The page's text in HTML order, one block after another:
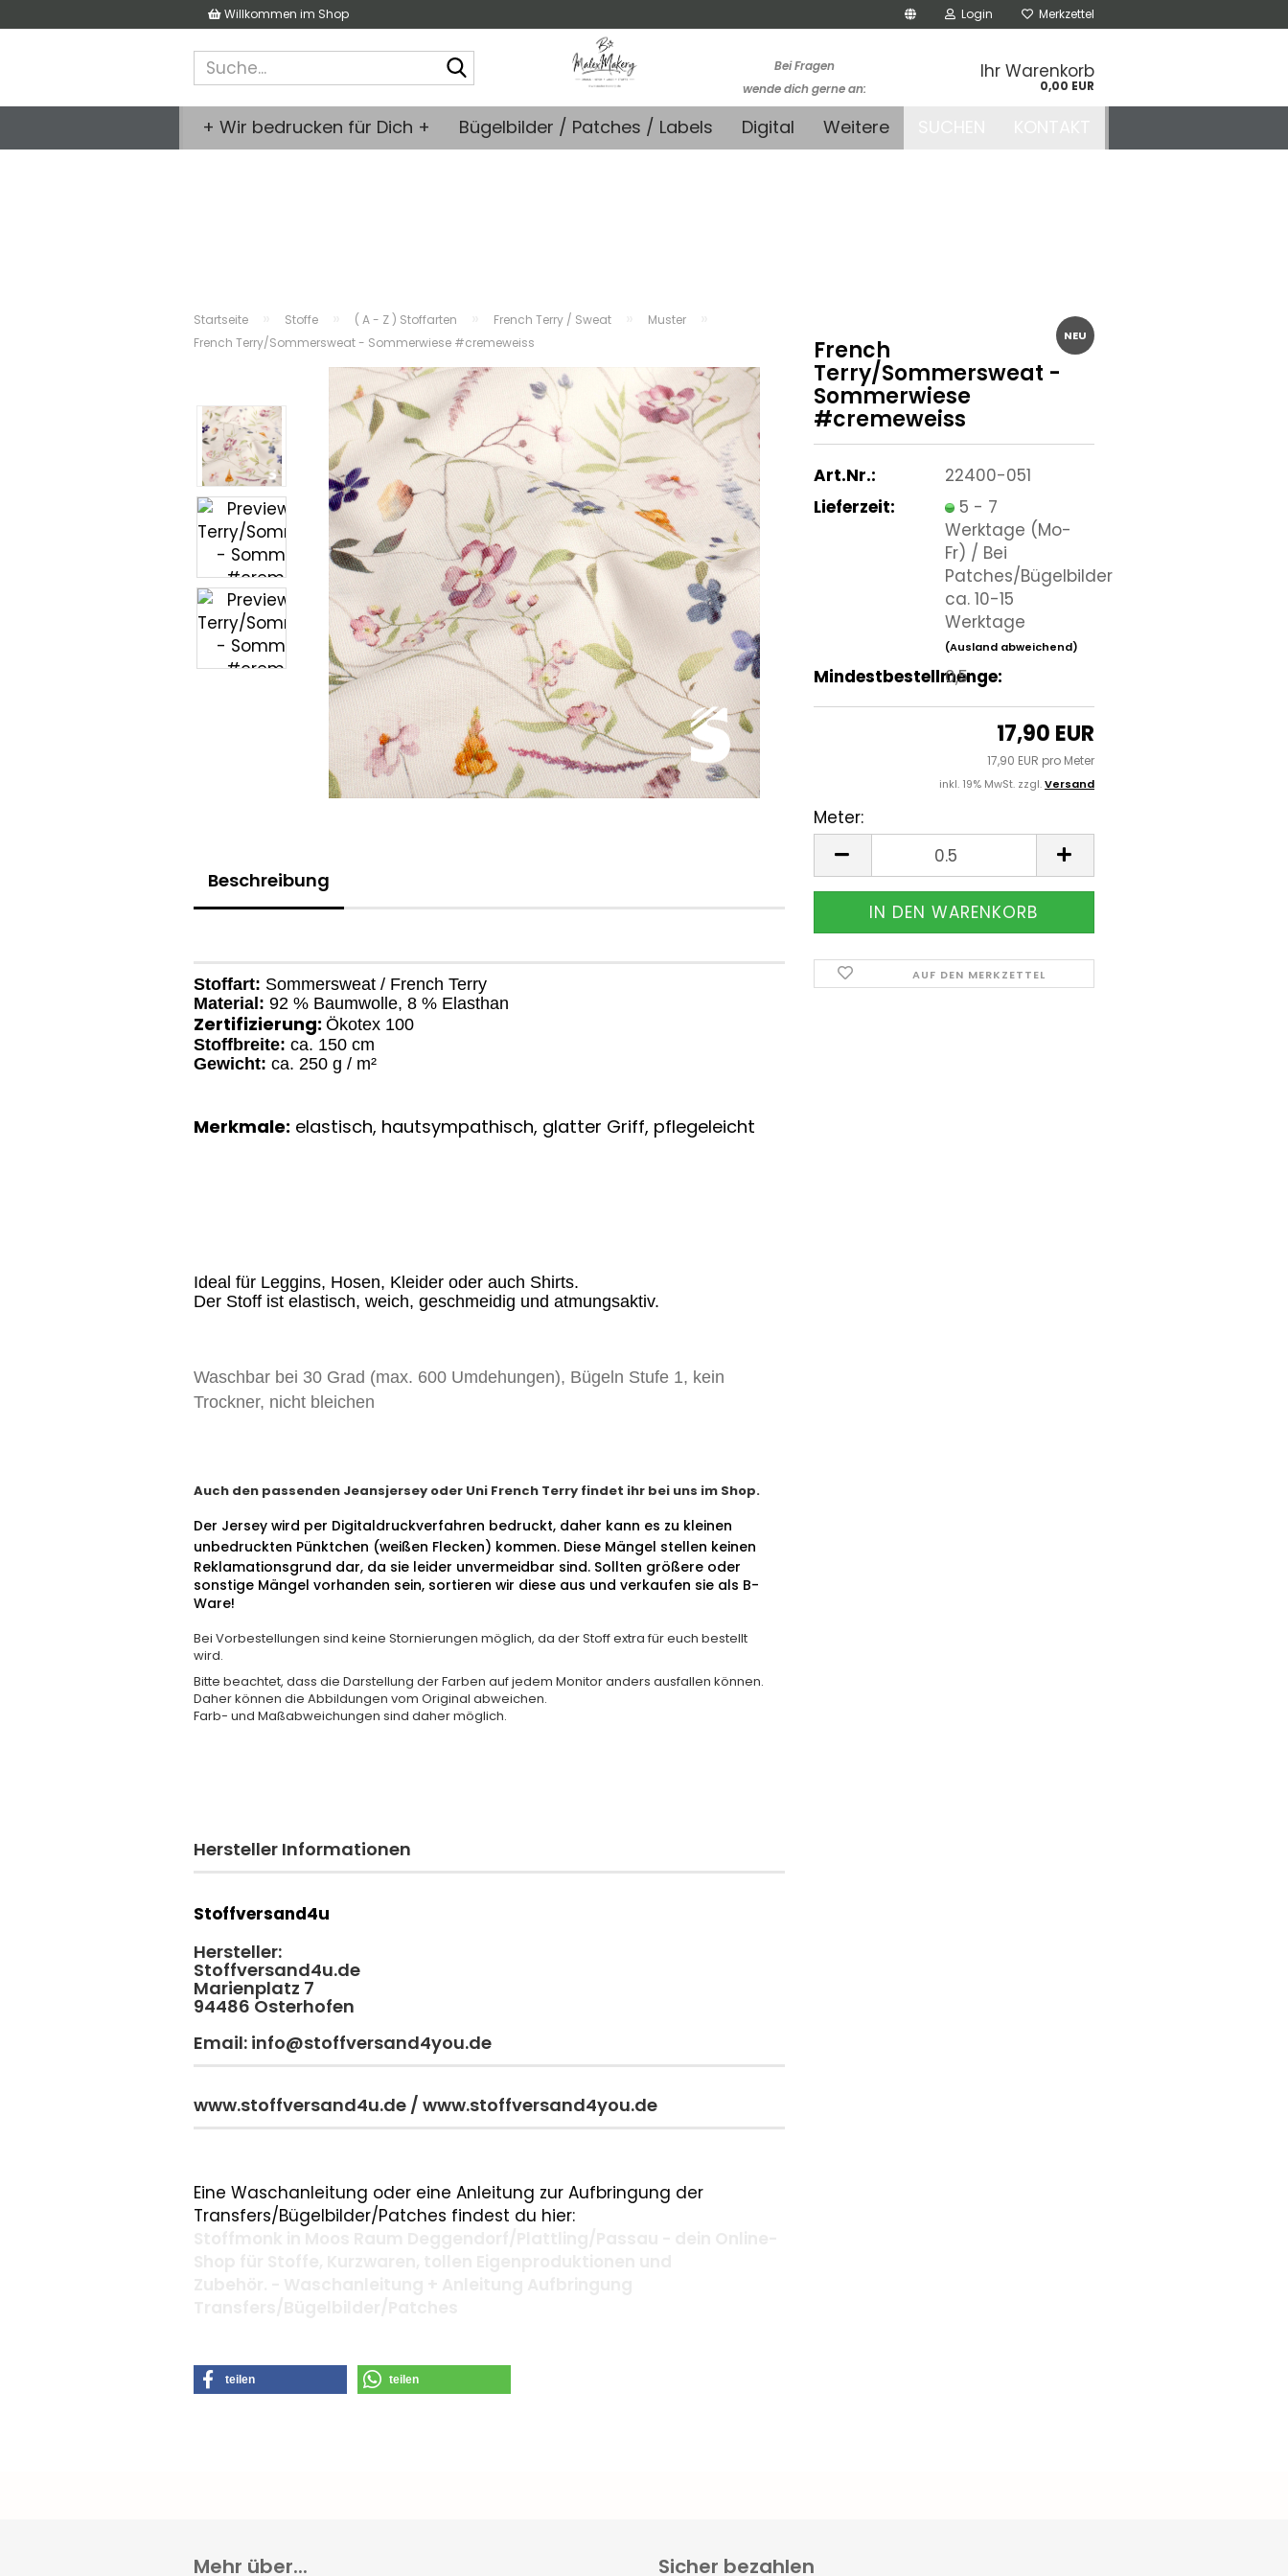
Willkommen im Shop Login Merkzettel
Bei Fragen
wende dich gerne an:
kontakt@stoffmonk.de
-Kein telefonischer
Ihr Warenkorb
0,00 EUR
+ Wir bedrucken für Dich + Bügelbilder / Patches / Labels Digital Weitere
Startseite Stoffe ( A - Z ) Stoffarten French Terry / Sweat Muster
French Terry/Sommersweat - Sommerwiese #cremeweiss NEU
French
Terry/Sommersweat -
Sommerwiese
#cremeweiss
Art.Nr.:
22400-051
Lieferzeit:
5 - 7
Werktage (Mo-
Fr) / Bei
Patches/Bügelbilder
ca. 10-15
Werktage
(Ausland abweichend)
Mindestbestellmenge:
0,5
17,90 EUR
17,90 EUR pro Meter
inkl. 19% MwSt. zzgl.Versand
Meter:
Meter
AUF DEN MERKZETTEL
Beschreibung
Stoffart: Sommersweat / French Terry
Material: 92 % Baumwolle, 8 % Elasthan
Zertifizierung: Ökotex 100
Stoffbreite: ca. 150 cm
Gewicht: ca. 250 g / m²
Merkmale: elastisch, hautsympathisch, glatter Griff, pflegeleicht
Ideal für Leggins, Hosen, Kleider oder auch Shirts.
Der Stoff ist elastisch, weich, geschmeidig und atmungsaktiv.
Waschbar bei 30 Grad (max. 600 Umdehungen), Bügeln Stufe 1, kein
Trockner, nicht bleichen
Auch den passenden Jeansjersey oder Uni French Terry findet ihr bei uns im Shop.
Der Jersey wird per Digitaldruckverfahren bedruckt, daher kann es zu kleinen
unbedruckten Pünktchen (weißen Flecken) kommen. Diese Mängel stellen keinen
Reklamationsgrund dar, da sie leider unvermeidbar sind. Sollten größere oder
sonstige Mängel vorhanden sein, sortieren wir diese aus und verkaufen sie als B-
Ware!
Bei Vorbestellungen sind keine Stornierungen möglich, da der Stoff extra für euch bestellt
wird.
Bitte beachtet, dass die Darstellung der Farben auf jedem Monitor anders ausfallen können.
Daher können die Abbildungen vom Original abweichen.
Farb- und Maßabweichungen sind daher möglich.
Hersteller Informationen
Stoffversand4u
Hersteller:
Stoffversand4u.de
Marienplatz 7
94486 Osterhofen
Email: info@stoffversand4you.de
www.stoffversand4u.de / www.stoffversand4you.de
Eine Waschanleitung oder eine Anleitung zur Aufbringung der
Transfers/Bügelbilder/Patches findest du hier:
teilen teilen
Mehr über... Sicher bezahlen